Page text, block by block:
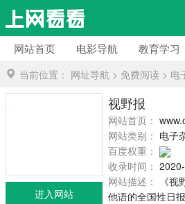
网站首页 电影导航 教育学习
当前位置： 网址导航 > 免费阅读 > 电
视野报
网站首页：
网站类别： 电子
百度权重：
收录时间：
网站描述：
《
他语的全国性日
进入网站